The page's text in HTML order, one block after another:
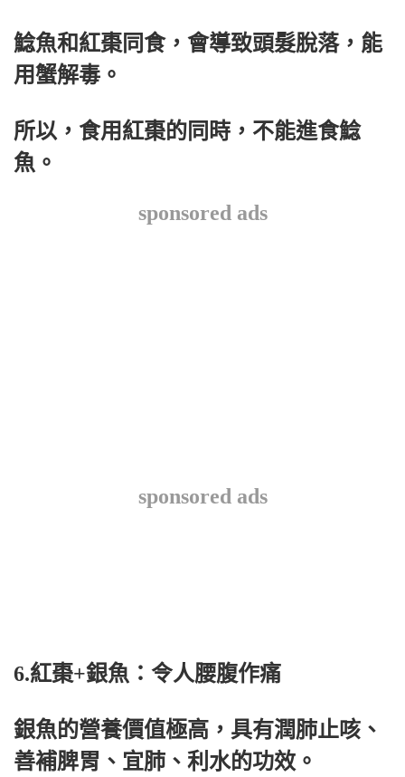
鯰魚和紅棗同食，會導致頭髮脫落，能
用蟹解毒。
所以，食用紅棗的同時，不能進食鯰
魚。
sponsored ads
sponsored ads
6.紅棗+銀魚：令人腰腹作痛
銀魚的營養價值極高，具有潤肺止咳、
善補脾胃、宜肺、利水的功效。